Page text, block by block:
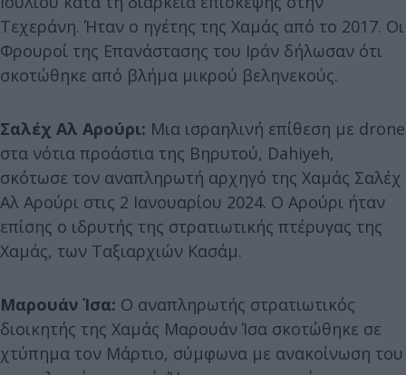
Τεχεράνη. Ήταν ο ηγέτης της Χαμάς από το 2017. Οι
Φρουροί της Επανάστασης του Ιράν δήλωσαν ότι
σκοτώθηκε από βλήμα μικρού βεληνεκούς.
Σαλέχ Αλ Αρούρι: Μια ισραηλινή επίθεση με drone
στα νότια προάστια της Βηρυτού, Dahiyeh,
σκότωσε τον αναπληρωτή αρχηγό της Χαμάς Σαλέχ
Αλ Αρούρι στις 2 Ιανουαρίου 2024. Ο Αρούρι ήταν
επίσης ο ιδρυτής της στρατιωτικής πτέρυγας της
Χαμάς, των Ταξιαρχιών Κασάμ.
Μαρουάν Ίσα: Ο αναπληρωτής στρατιωτικός
διοικητής της Χαμάς Μαρουάν Ίσα σκοτώθηκε σε
χτύπημα τον Μάρτιο, σύμφωνα με ανακοίνωση του